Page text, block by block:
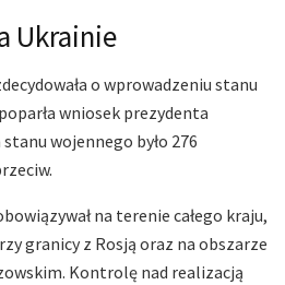
Ukrainie
o wprowadzeniu stanu
wniosek prezydenta
wojennego było 276
na terenie całego kraju,
granicy z Rosją oraz na obszarze
Kontrolę nad realizacją